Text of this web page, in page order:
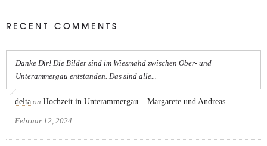
RECENT COMMENTS
Danke Dir! Die Bilder sind im Wiesmahd zwischen Ober- und
Unterammergau entstanden. Das sind alle...
delta on Hochzeit in Unterammergau – Margarete und Andreas
Februar 12, 2024